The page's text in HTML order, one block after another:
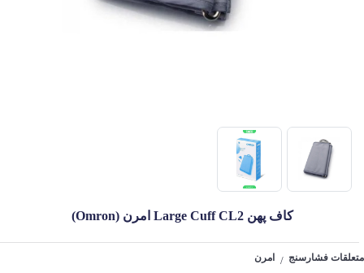
کاف پهن Large Cuff CL2 امرن (Omron)
متعلقات فشارسنج / امرن